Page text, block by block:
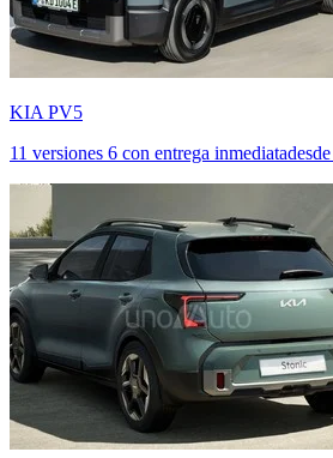
KIA PV5
11 versiones 6 con entrega inmediatadesde